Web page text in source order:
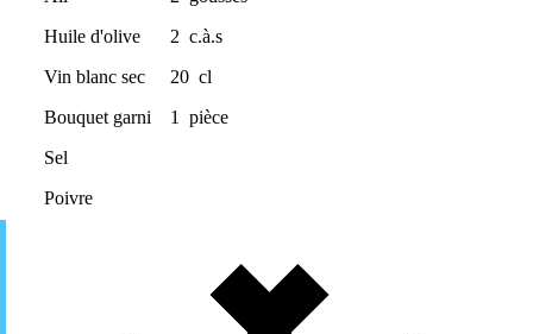
Huile d'olive
2 c.à.s
Vin blanc sec
20 cl
Bouquet garni
1
pièce
Sel
Poivre